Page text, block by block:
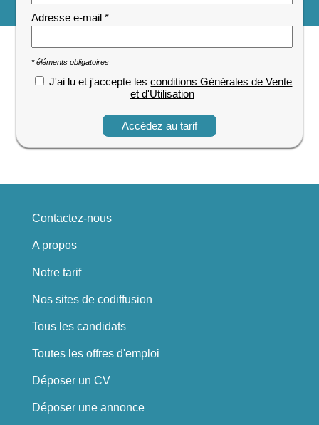
Adresse e-mail *
* éléments obligatoires
J'ai lu et j'accepte les conditions Générales de Vente
et d'Utilisation
Contactez-nous
A propos
Notre tarif
Nos sites de codiffusion
Tous les candidats
Toutes les offres d'emploi
Déposer un CV
Déposer une annonce